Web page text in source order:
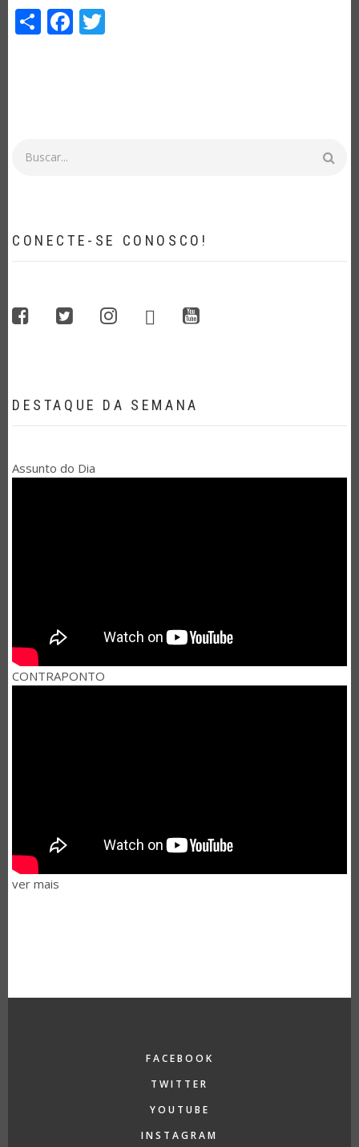
ShareFacebook
CONECTE-SE CONOSCO!
facebooktwitterinstagramwhatsappyoutube
DESTAQUE DA SEMANA
Assunto do Dia
CONTRAPONTO
ver mais
FACEBOOK
TWITTER
YOUTUBE
INSTAGRAM